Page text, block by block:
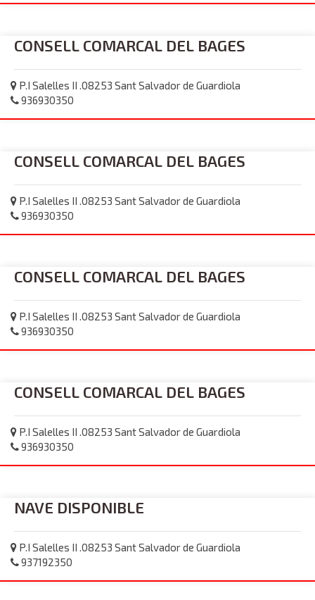
CONSELL COMARCAL DEL BAGES
P.I Salelles II .08253 Sant Salvador de Guardiola
936930350
CONSELL COMARCAL DEL BAGES
P.I Salelles II .08253 Sant Salvador de Guardiola
936930350
CONSELL COMARCAL DEL BAGES
P.I Salelles II .08253 Sant Salvador de Guardiola
936930350
CONSELL COMARCAL DEL BAGES
P.I Salelles II .08253 Sant Salvador de Guardiola
936930350
NAVE DISPONIBLE
P.I Salelles II .08253 Sant Salvador de Guardiola
937192350